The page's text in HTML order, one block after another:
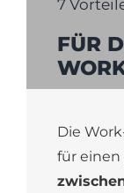
7
FÜR
Die
für einen